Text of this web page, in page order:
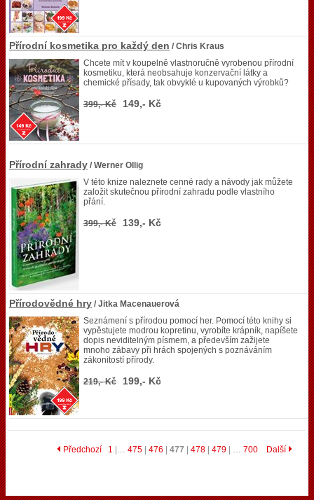
Přírodní kosmetika pro každý den / Chris Kraus
Chcete mít v koupelně vlastnoručně vyrobenou přírodní
kosmetiku, která neobsahuje konzervační látky a
chemické přísady, tak obvyklé u kupovaných výrobků?
399,- Kč 149,- Kč
Přírodní zahrady / Werner Ollig
V této knize naleznete cenné rady a návody jak můžete
založit skutečnou přírodní zahradu podle vlastního
přání.
399,- Kč 139,- Kč
Přírodovědné hry / Jitka Macenauerová
Seznámení s přírodou pomocí her. Pomocí této knihy si
vypěstujete modrou kopretinu, vyrobíte krápník, napíšete
dopis neviditelným písmem, a především zažijete
mnoho zábavy při hrách spojených s poznáváním
zákonitostí přírody.
219,- Kč 199,- Kč
Předchozí 1 |… 475 476 477 478 479 | … 700 Další